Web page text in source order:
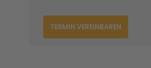
TERMIN VEREINBAREN